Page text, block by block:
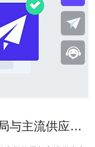
与主流供应商